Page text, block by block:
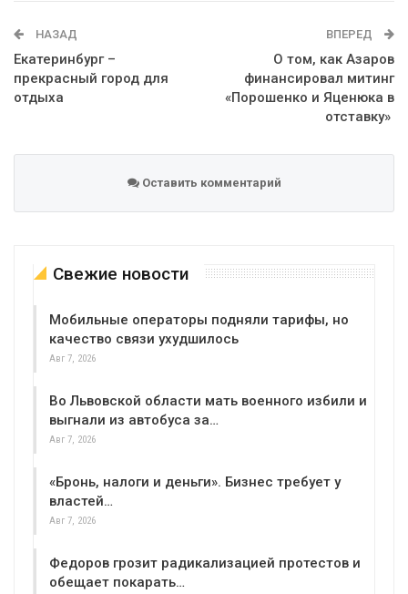
НАЗАД
Екатеринбург –
прекрасный город для
отдыха
ВПЕРЕД
О том, как Азаров
финансировал митинг
«Порошенко и Яценюка в
отставку»
Оставить комментарий
Свежие новости
Мобильные операторы подняли тарифы, но
качество связи ухудшилось
Авг 7, 2026
Во Львовской области мать военного избили и
выгнали из автобуса за…
Авг 7, 2026
«Бронь, налоги и деньги». Бизнес требует у
властей…
Авг 7, 2026
Федоров грозит радикализацией протестов и
обещает покарать…